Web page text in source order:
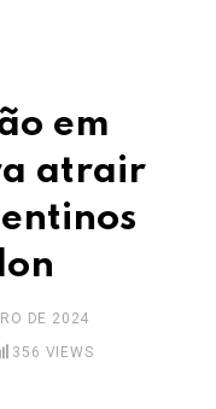
em
atrair
DE 2024
356 VIEWS